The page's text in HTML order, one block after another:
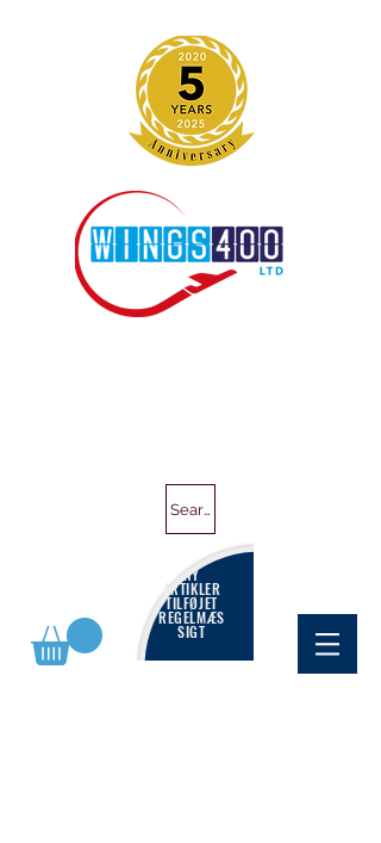
Search
NY
ARTIKLER
TILFØJET
REGELMÆS
SIGT